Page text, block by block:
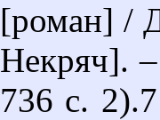
[роман] /
Некряч].
736 с.